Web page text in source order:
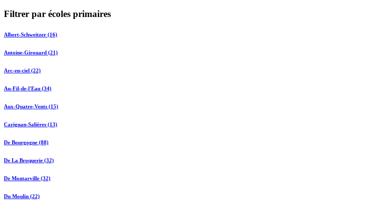
Filtrer par écoles primaires
Albert-Schweitzer (16)
Antoine-Girouard (21)
Arc-en-ciel (22)
Au-Fil-de-l'Eau (34)
Aux-Quatre-Vents (15)
Carignan-Salières (13)
De Bourgogne (88)
De La Broquerie (32)
De Montarville (32)
Du Moulin (22)